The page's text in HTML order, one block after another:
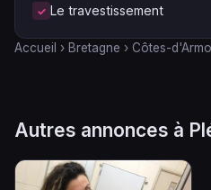
Accueil › Bretagne › Côtes-
Le travestissement
Autres annonces à